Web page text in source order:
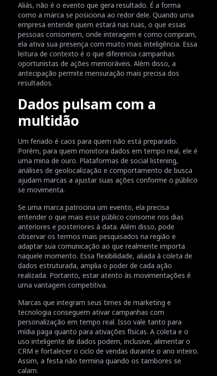
Aliás, não é o evento que gera resultado. É a forma
como a marca se posiciona ao redor dele. Quando uma
empresa entende quem estará nas ruas, o que essas
pessoas consomem, onde interagem e como compram,
ela ativa sua presença com muito mais inteligência. Essa
leitura de contexto é o que diferencia campanhas
oportunistas de ações memoráveis. Além disso, a
antecipação permite mensuração mais precisa dos
resultados.
Dados pulsam com a
multidão
Um feriado é caos para quem não está preparado.
Porém, para quem monitora dados em tempo real, ele é
uma mina de ouro. Plataformas de social listening,
análises de geolocalização e comportamento de busca
ajudam marcas a ajustar suas ações conforme o público
se movimenta.
Se uma marca patrocina um evento, ela precisa
entender o que mais esse público consome nos dias
anteriores e posteriores à data. Além disso, pode
observar os termos mais pesquisados na região e
adaptar sua comunicação ao que realmente importa
naquele momento. Essa flexibilidade, aliada à coleta de
dados estruturada, amplia o poder de cada ação
realizada. Portanto, estar atento às movimentações é
uma vantagem competitiva.
Marcas que integram seus times de marketing e
tecnologia conseguem ativar campanhas com
personalização em tempo real. Isso vale tanto para
mídia paga quanto para ativações físicas. A coleta e o
uso inteligente de dados podem, inclusive, alimentar o
CRM e fortalecer o ciclo de vendas durante o ano inteiro.
Assim, a festa não termina quando os tambores se
calam.